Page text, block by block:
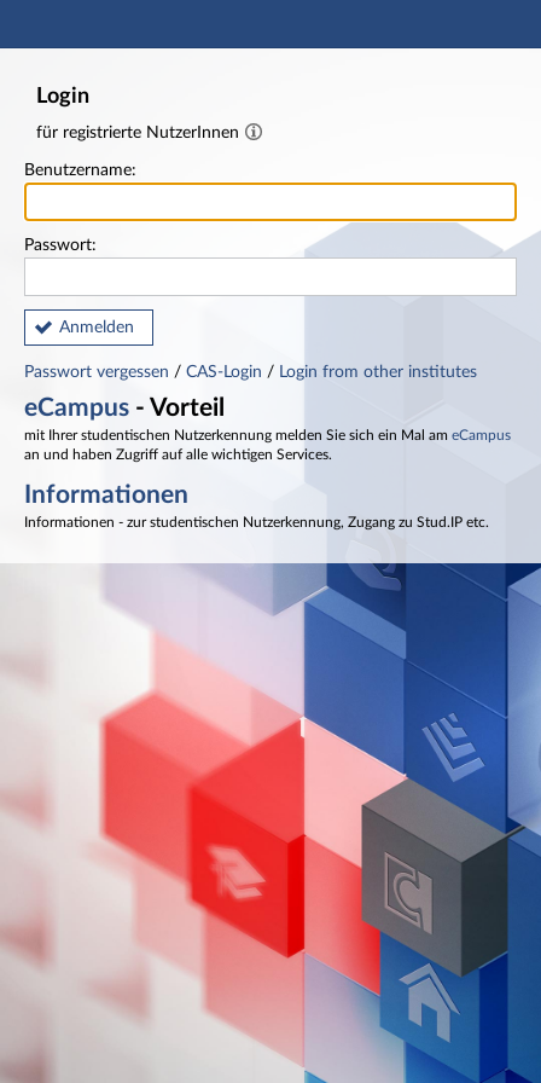
Hauptnavigation
Login
für registrierte NutzerInnen
Benutzername:
Passwort:
Anmelden
Passwort vergessen / CAS-Login / Login from other institutes
eCampus - Vorteil
mit Ihrer studentischen Nutzerkennung melden Sie sich ein Mal am eCampus
an und haben Zugriff auf alle wichtigen Services.
Informationen
Informationen - zur studentischen Nutzerkennung, Zugang zu Stud.IP etc.